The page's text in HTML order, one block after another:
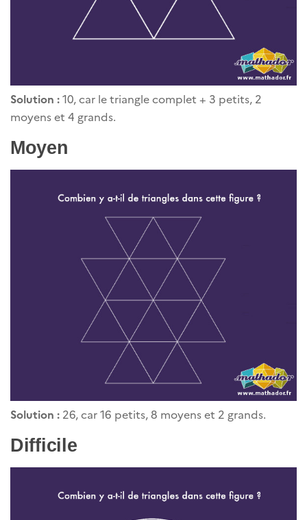
Solution :10, car le triangle complet + 3 petits, 2
moyens et 4 grands.
Moyen
Solution : 26, car 16 petits, 8 moyens et 2 grands.
Difficile